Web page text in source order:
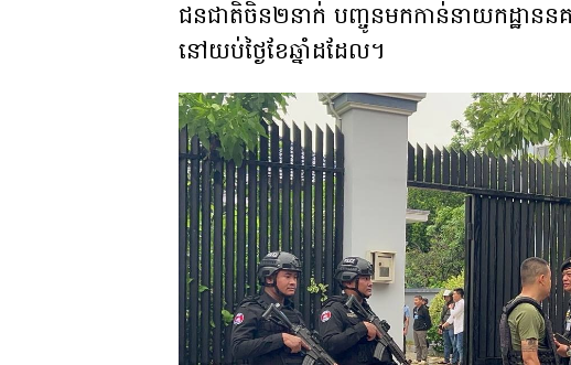
ជនជាតិចិន២នាក់ បញ្ចូនមកកាន់នាយកដ្ឋាននគ
នៅយប់ថ្ងៃខែឆ្នាំដដែល។